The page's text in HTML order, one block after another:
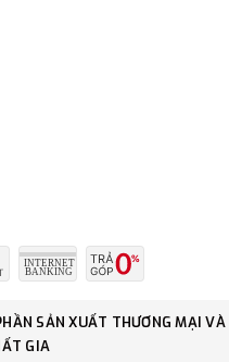
SẢN XUẤT THƯƠNG MẠI VÀ
GIA